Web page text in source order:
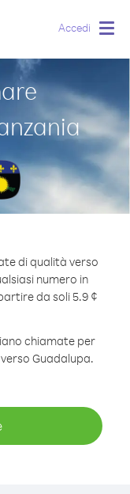
Accedi
di qualità verso
numero in
da soli 5.9 ¢
chiamate per
Guadalupa.